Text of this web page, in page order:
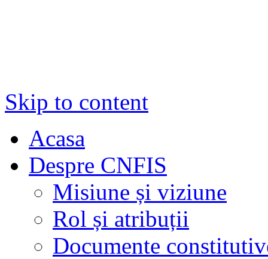
Skip to content
Acasa
Despre CNFIS
Misiune și viziune
Rol și atribuții
Documente